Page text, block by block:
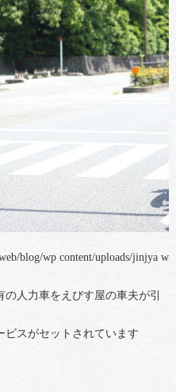
blog/wp content/uploads/jinjya
人力車をえびす屋の車夫が引
ビスがセットされています